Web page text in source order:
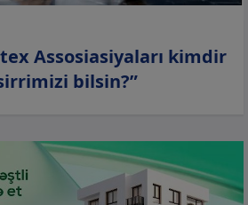
Assosiasiyaları kimdir
bilsin?”